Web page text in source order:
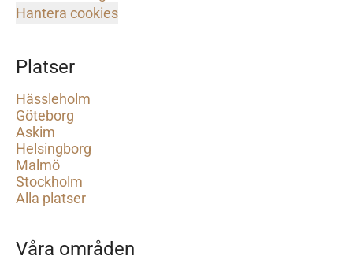
Hantera cookies
Platser
Hässleholm
Göteborg
Askim
Helsingborg
Malmö
Stockholm
Alla platser
Våra områden